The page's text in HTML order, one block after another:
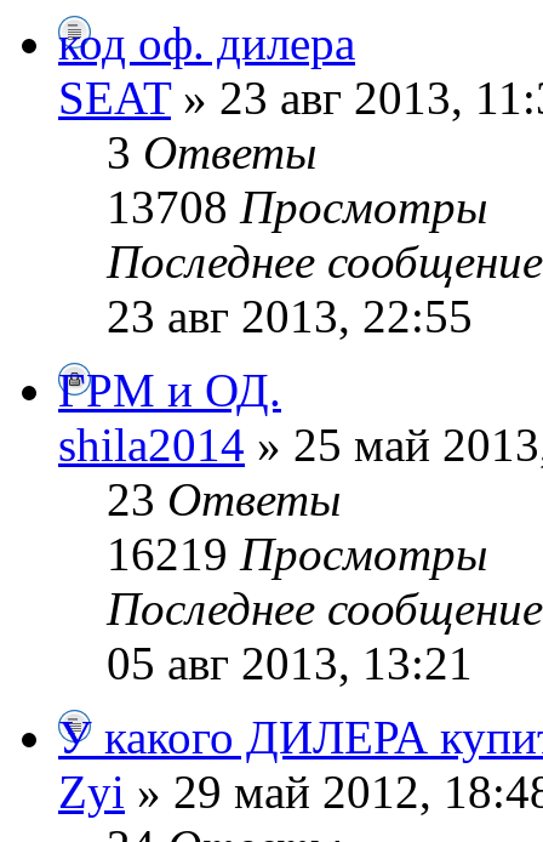
код оф. дилера
SEAT» 23 авг 2013,
3 Ответы
13708 Просмотры
Последнее
23 авг 2013, 22:55
ГРМ и ОД.
shila2014 » 25 май
23 Ответы
16219 Просмотры
Последнее
05 авг 2013, 13:21
У какого ДИЛЕРА
Zyi » 29 май 2012,